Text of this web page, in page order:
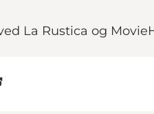
La Rustica og